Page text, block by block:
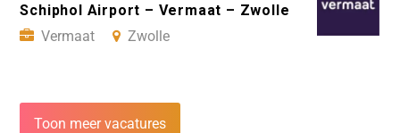
Schiphol Airport – Vermaat – Zwolle
Vermaat
Zwolle
Toon meer vacatures